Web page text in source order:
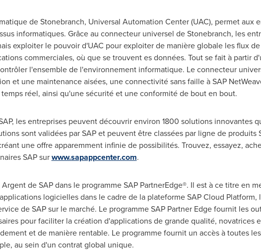
de Stonebranch, Universal Automation Center (UAC), permet aux
informatiques. Grâce au connecteur universel de Stonebranch, les
exploiter le pouvoir d'UAC pour exploiter de manière globale les flux
commerciales, où que se trouvent es données. Tout se fait à partir
l'ensemble de l'environnement informatique. Le connecteur
et une maintenance aisées, une connectivité sans faille à SAP
réel, ainsi qu'une sécurité et une conformité de bout en bout.
les entreprises peuvent découvrir environ 1800 solutions innovantes
sont validées par SAP et peuvent être classées par ligne de produits
une offre apparemment infinie de possibilités. Trouvez, essayez,
SAP surwww.sapappcenter.com.
de SAP dans le programme SAP PartnerEdge®. Il est à ce titre en
logicielles dans le cadre de la plateforme SAP Cloud Platform,
de SAP sur le marché. Le programme SAP Partner Edge fournit les
pour faciliter la création d'applications de grande qualité, novatrices
et de manière rentable. Le programme fournit un accès à toutes
au sein d'un contrat global unique.